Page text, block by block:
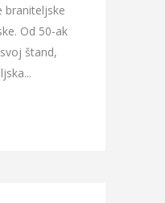
braniteljske
Od 50-ak
štand,